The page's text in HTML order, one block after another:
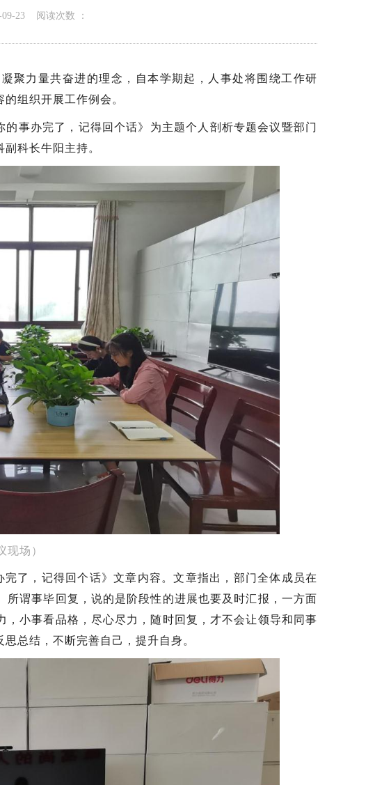
09-23 阅读次数 ：
聚力量共奋进的理念，自本学期起，人事处将围绕工作研
组织开展工作例会。
事办完了，记得回个话》为主题个人剖析专题会议暨部门
科长牛阳主持。
现场）
了，记得回个话》文章内容。文章指出，部门全体成员在
谓事毕回复，说的是阶段性的进展也要及时汇报，一方面
小事看品格，尽心尽力，随时回复，才不会让领导和同事
总结，不断完善自己，提升自身。